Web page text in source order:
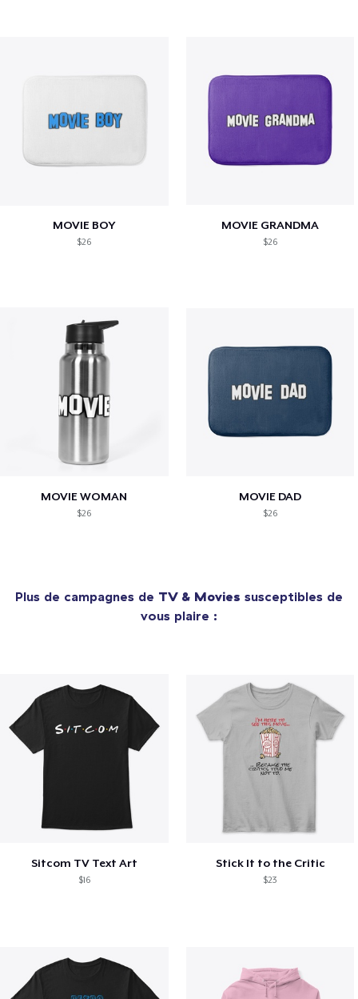
MOVIE BOY
$26
MOVIE GRANDMA
$26
MOVIE WOMAN
$26
MOVIE DAD
$26
Plus de campagnes de TV & Movies susceptibles de
vous plaire :
Sitcom TV Text Art
$16
Stick It to the Critic
$23